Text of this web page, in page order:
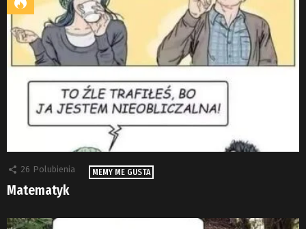
26 Polubienia MEMY ME GUSTA
Matematyk